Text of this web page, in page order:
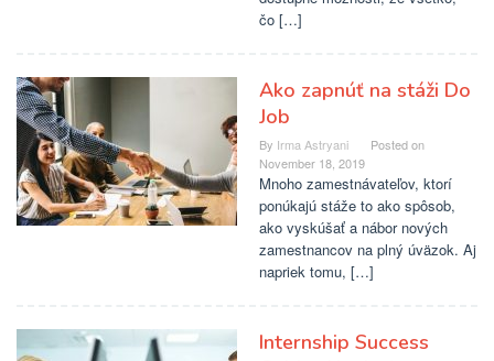
čo […]
Ako zapnúť na stáži Do
Job
By Irma Astryani
Posted on
November 18, 2019
Mnoho zamestnávateľov, ktorí
ponúkajú stáže to ako spôsob,
ako vyskúšať a nábor nových
zamestnancov na plný úväzok. Aj
napriek tomu, […]
Internship Success